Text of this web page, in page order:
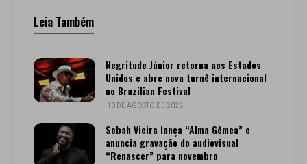
Leia Também
Negritude Júnior retorna aos Estados
Unidos e abre nova turnê internacional
no Brazilian Festival
10 DE AGOSTO DE 2026
Sebah Vieira lança “Alma Gêmea” e
anuncia gravação do audiovisual
“Renascer” para novembro